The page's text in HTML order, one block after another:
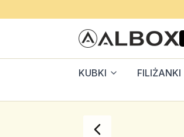
KUBKI FILIŻANKI